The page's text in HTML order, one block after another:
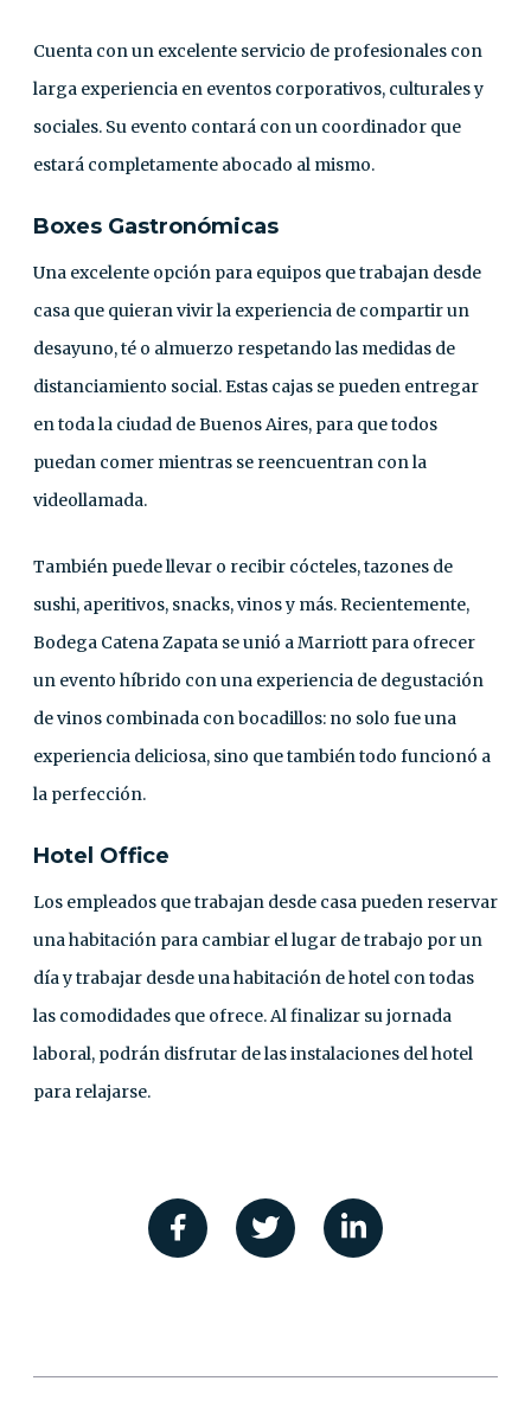
Cuenta con un excelente servicio de profesionales con
larga experiencia en eventos corporativos, culturales y
sociales. Su evento contará con un coordinador que
estará completamente abocado al mismo.
Boxes Gastronómicas
Una excelente opción para equipos que trabajan desde
casa que quieran vivir la experiencia de compartir un
desayuno, té o almuerzo respetando las medidas de
distanciamiento social. Estas cajas se pueden entregar
en toda la ciudad de Buenos Aires, para que todos
puedan comer mientras se reencuentran con la
videollamada.
También puede llevar o recibir cócteles, tazones de
sushi, aperitivos, snacks, vinos y más. Recientemente,
Bodega Catena Zapata se unió a Marriott para ofrecer
un evento híbrido con una experiencia de degustación
de vinos combinada con bocadillos: no solo fue una
experiencia deliciosa, sino que también todo funcionó a
la perfección.
Hotel Office
Los empleados que trabajan desde casa pueden reservar
una habitación para cambiar el lugar de trabajo por un
día y trabajar desde una habitación de hotel con todas
las comodidades que ofrece. Al finalizar su jornada
laboral, podrán disfrutar de las instalaciones del hotel
para relajarse.